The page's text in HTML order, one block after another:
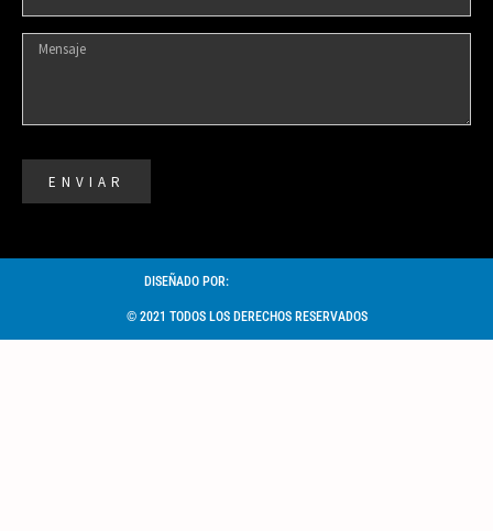
ENVIAR
DISEÑADO POR:
© 2021 TODOS LOS DERECHOS RESERVADOS